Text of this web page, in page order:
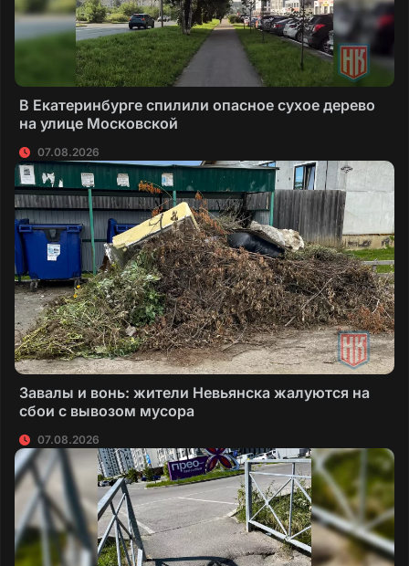
В Екатеринбурге спилили опасное сухое дерево
на улице Московской
07.08.2026
Завалы и вонь: жители Невьянска жалуются на
сбои с вывозом мусора
07.08.2026